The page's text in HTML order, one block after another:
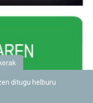
ditugu helburu